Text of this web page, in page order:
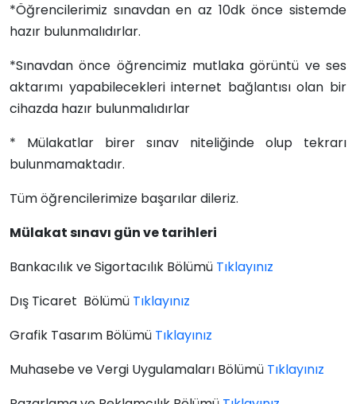
*Öğrencilerimiz sınavdan en az 10dk önce sistemde
hazır bulunmalıdırlar.
*Sınavdan önce öğrencimiz mutlaka görüntü ve ses
aktarımı yapabilecekleri internet bağlantısı olan bir
cihazda hazır bulunmalıdırlar
* Mülakatlar birer sınav niteliğinde olup tekrarı
bulunmamaktadır.
Tüm öğrencilerimize başarılar dileriz.
Mülakat sınavı gün ve tarihleri
Bankacılık ve Sigortacılık Bölümü Tıklayınız
Dış Ticaret Bölümü Tıklayınız
Grafik Tasarım Bölümü Tıklayınız
Muhasebe ve Vergi Uygulamaları Bölümü Tıklayınız